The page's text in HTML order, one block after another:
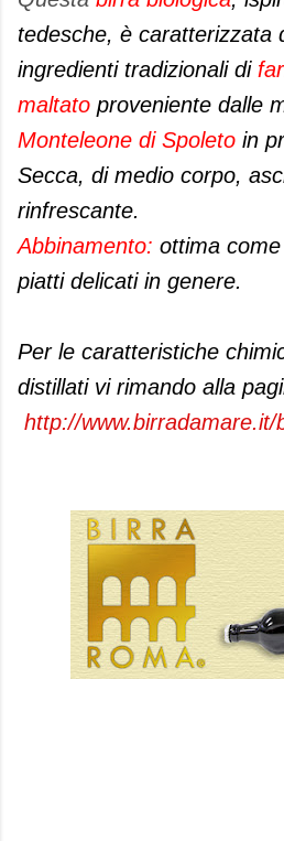
tedesche, è caratterizzata
ingredienti tradizionali di
maltato proveniente dalle
Monteleone di Spoleto in
Secca, di medio corpo,
rinfrescante.
Abbinamento: ottima
piatti delicati in genere.
Per le caratteristiche
distillati vi rimando alla
http://www.birradamare.it/